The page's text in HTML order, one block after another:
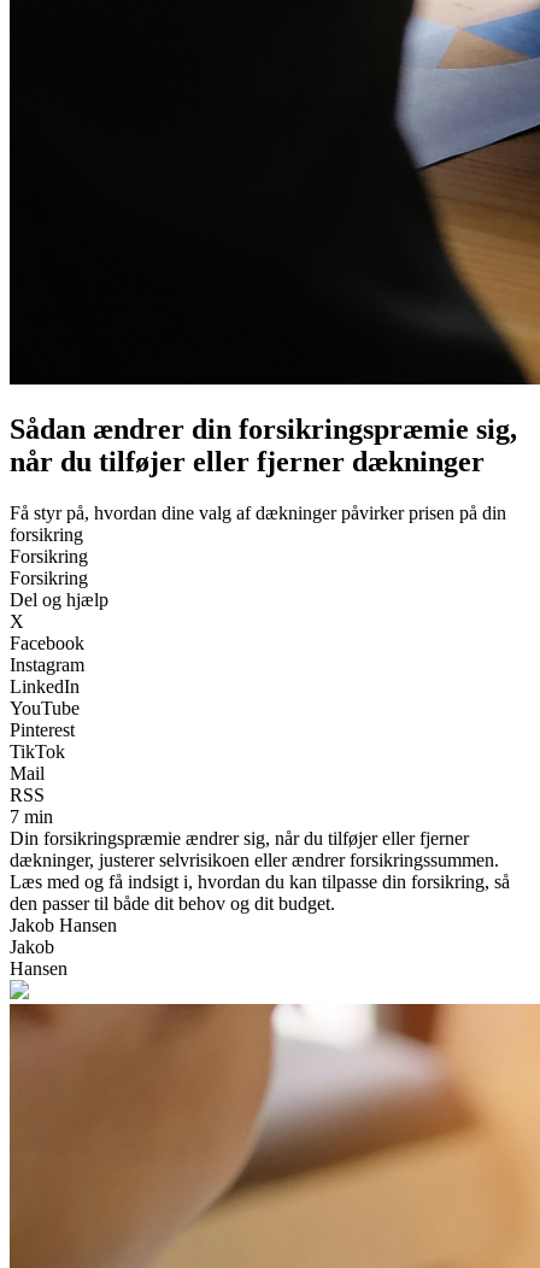
Sådan ændrer din forsikringspræmie sig,
når du tilføjer eller fjerner dækninger
Få styr på, hvordan dine valg af dækninger påvirker prisen på din
forsikring
Forsikring
Forsikring
Del og hjælp
X
Facebook
Instagram
LinkedIn
YouTube
Pinterest
TikTok
Mail
RSS
7 min
Din forsikringspræmie ændrer sig, når du tilføjer eller fjerner
dækninger, justerer selvrisikoen eller ændrer forsikringssummen.
Læs med og få indsigt i, hvordan du kan tilpasse din forsikring, så
den passer til både dit behov og dit budget.
Jakob Hansen
Jakob
Hansen